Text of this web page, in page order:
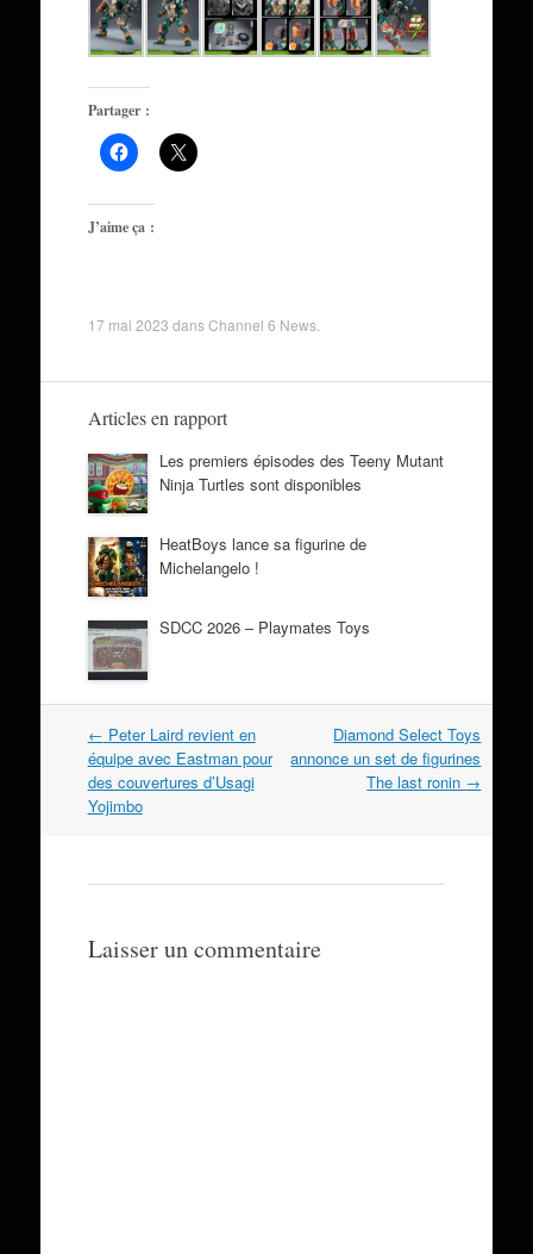
Partager :
J’aime ça :
17 mai 2023 dansChannel 6 News.
Articles en rapport
Les premiers épisodes des Teeny Mutant
Ninja Turtles sont disponibles
HeatBoys lance sa figurine de
Michelangelo !
SDCC 2026 – Playmates Toys
Navigation
dans
les
articles
← Peter Laird revient en
équipe avec Eastman pour
des couvertures d’Usagi
Yojimbo
Diamond Select Toys
annonce un set de figurines
The last ronin →
Laisser un commentaire